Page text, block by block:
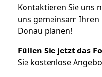
Kontaktieren Sie uns
uns gemeinsam Ihren
Donau planen!
Füllen Sie jetzt das
Sie kostenlose